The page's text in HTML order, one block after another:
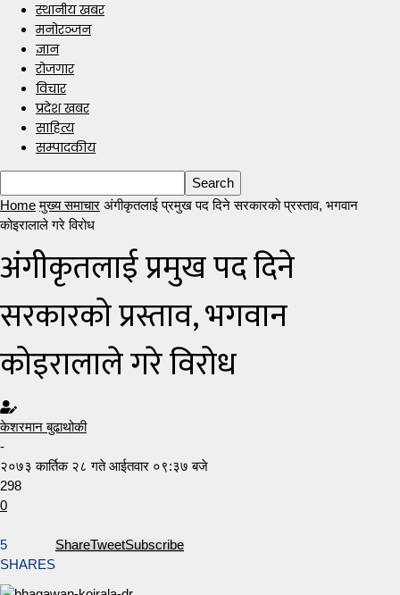
स्थानीय खबर
मनोरञ्जन
ज्ञान
रोजगार
विचार
प्रदेश खबर
साहित्य
सम्पादकीय
Home मुख्य समाचार अंगीकृतलाई प्रमुख पद दिने सरकारको प्रस्ताव, भगवान
कोइरालाले गरे विरोध
अंगीकृतलाई प्रमुख पद दिने
सरकारको प्रस्ताव, भगवान
कोइरालाले गरे विरोध
केशरमान बुढाथोकी
-
२०७३ कार्तिक २८ गते आईतवार ०९:३७ बजे
298
0
5
SHARES
ShareTweetSubscribe